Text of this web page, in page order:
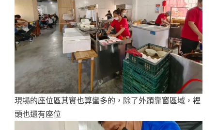
現場的座位區其實也算蠻多的，除了外頭靠窗區域，裡
頭也還有座位